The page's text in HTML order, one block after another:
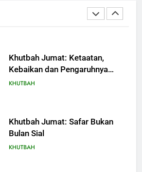
Limpahan Nikmat Allah
Khutbah Jumat: Ketaatan,
Kebaikan dan Pengaruhnya
dalam Jiwa Manusia
KHUTBAH
Khutbah Jumat: Safar Bukan
Bulan Sial
KHUTBAH